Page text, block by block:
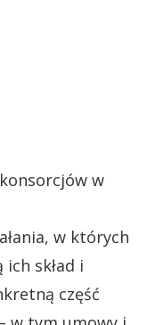
w
w których
skład i
część